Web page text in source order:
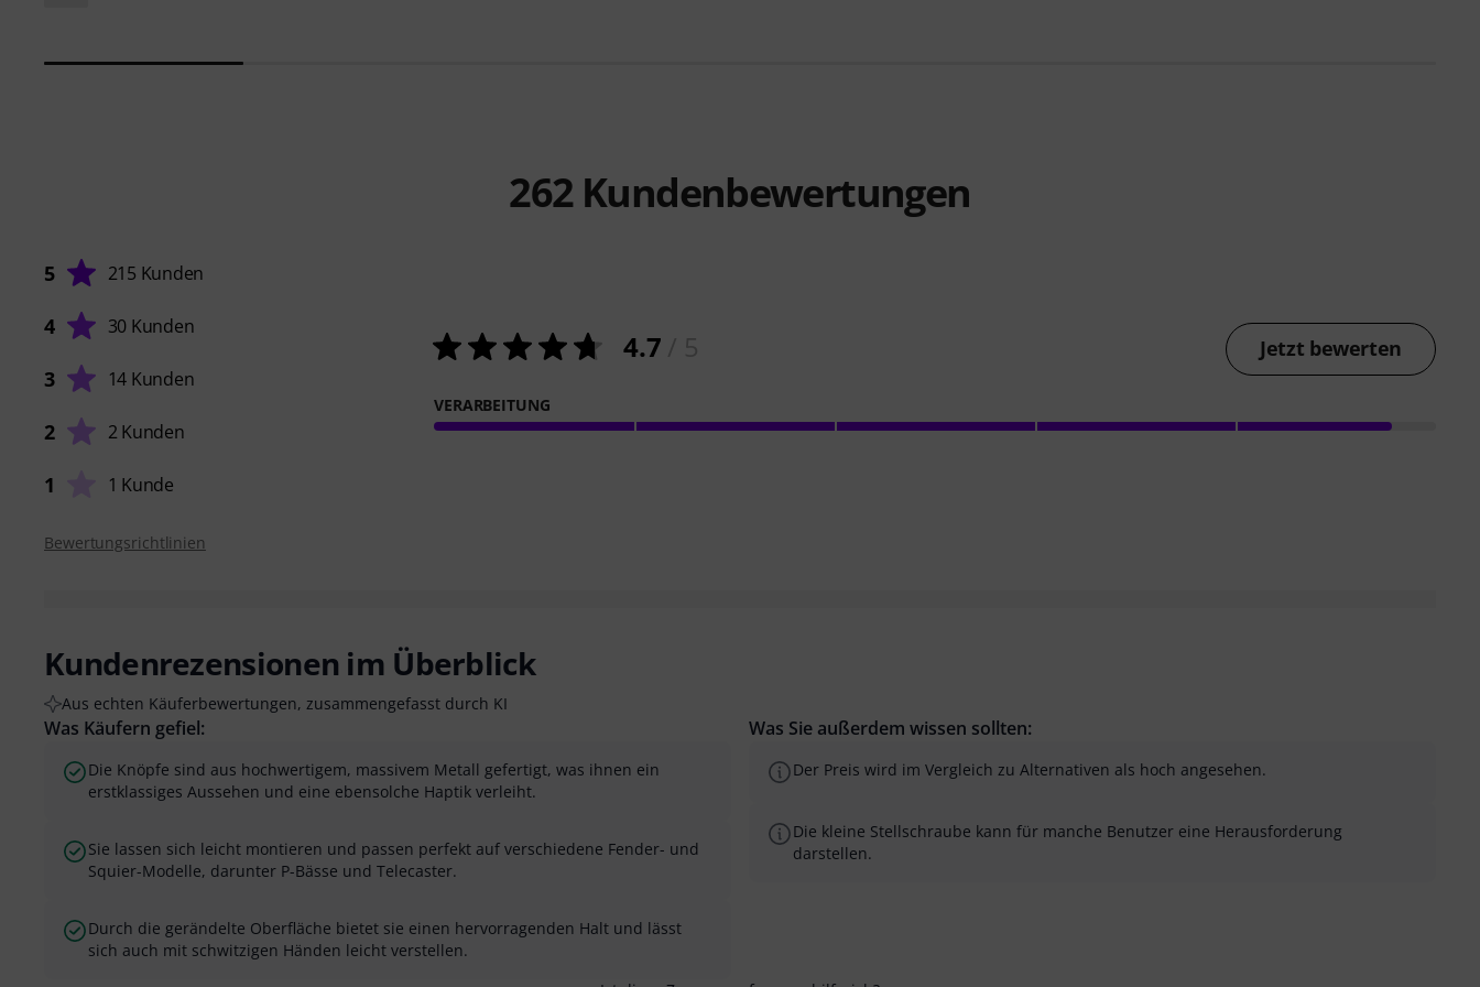
262Kundenbewertungen
5 215 Kunden
4 30 Kunden
3 14 Kunden
2 2 Kunden
1 1 Kunde
4.7 Jetzt bewerten
VERARBEITUNG
Bewertungsrichtlinien
Kundenrezensionen im Überblick
Aus echten Käuferbewertungen, zusammengefasst durch KI
Was Käufern gefiel:
Die Knöpfe sind aus hochwertigem, massivem Metall gefertigt, was ihnen ein
erstklassiges Aussehen und eine ebensolche Haptik verleiht.
Sie lassen sich leicht montieren und passen perfekt auf verschiedene Fender- und
Squier-Modelle, darunter P-Bässe und Telecaster.
Durch die gerändelte Oberfläche bietet sie einen hervorragenden Halt und lässt
sich auch mit schwitzigen Händen leicht verstellen.
Was Sie außerdem wissen sollten:
Der Preis wird im Vergleich zu Alternativen als hoch angesehen.
Die kleine Stellschraube kann für manche Benutzer eine Herausforderung
darstellen.